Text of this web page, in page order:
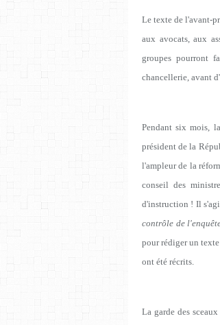
Le texte de l'avant-
aux avocats, aux
groupes pourront
chancellerie, avant
Pendant six mois,
président de la
l'ampleur de la
conseil des
d'instruction ! Il
contrôle de
pour rédiger un
ont été récrits.
La garde des